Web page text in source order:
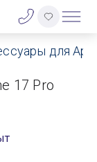
для
17 Pro